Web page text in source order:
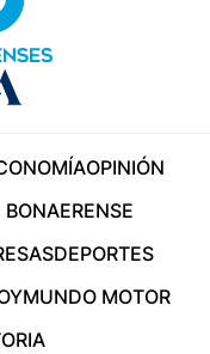
OPINIÓN
DEPORTES
MUNDO MOTOR